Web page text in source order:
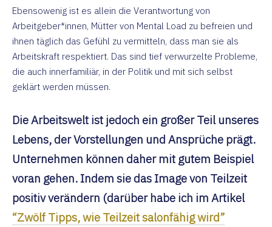
Ebensowenig ist es allein die Verantwortung von
Arbeitgeber*innen, Mütter von Mental Load zu befreien und
ihnen täglich das Gefühl zu vermitteln, dass man sie als
Arbeitskraft respektiert. Das sind tief verwurzelte Probleme,
die auch innerfamiliär, in der Politik und mit sich selbst
geklärt werden müssen.
Die Arbeitswelt ist jedoch ein großer Teil unseres
Lebens, der Vorstellungen und Ansprüche prägt.
Unternehmen können daher mit gutem Beispiel
voran gehen. Indem sie das Image von Teilzeit
positiv verändern (darüber habe ich im Artikel
“Zwölf Tipps, wie Teilzeit salonfähig wird”